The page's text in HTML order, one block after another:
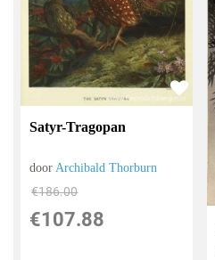
Satyr-Tragopan
doorArchibald Thorburn
€186.00
€107.88